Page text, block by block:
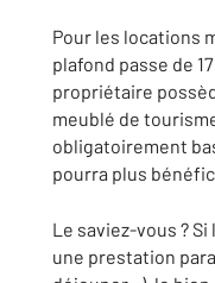
Pour les locations
plafond passe de
propriétaire
meublé de
obligatoirement
pourra plus
Le saviez-vous ?
une prestation